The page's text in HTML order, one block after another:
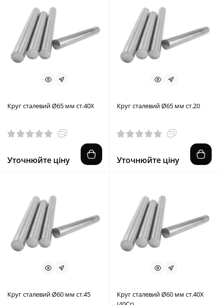
Круг сталевий Ø65 мм ст.40X
Уточнюйте ціну
Круг сталевий Ø65 мм ст.20
Уточнюйте ціну
Круг сталевий Ø60 мм ст.45
Круг сталевий Ø60 мм ст.40X